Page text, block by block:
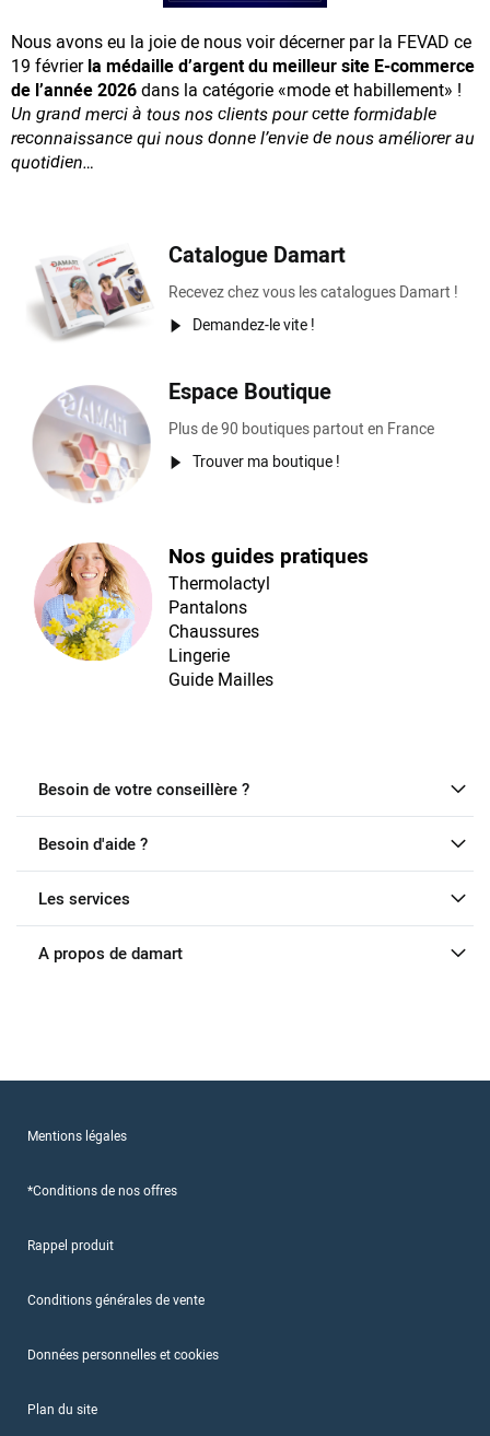
Nous avons eu la joie de nous voir décerner par la FEVAD ce
19 févrierla médaille d’argent du meilleur site E-commerce
de l’année 2026dans la catégorie «mode et habillement» !
Un grand merci à tous nos clients pour cette formidable
reconnaissancequi nous donne l’envie de nous améliorer au
quotidien…
Catalogue Damart
Recevez chez vous les catalogues Damart !
Demandez-le vite !
Espace Boutique
Plus de 90 boutiques partout en France
Trouver ma boutique !
Nos guides pratiques
Thermolactyl
Pantalons
Chaussures
Lingerie
Guide Mailles
Besoin de votre conseillère ?
Besoin d'aide ?
Les services
A propos de damart
Mentions légales
*Conditions de nos offres
Rappel produit
Conditions générales de vente
Données personnelles et cookies
Plan du site